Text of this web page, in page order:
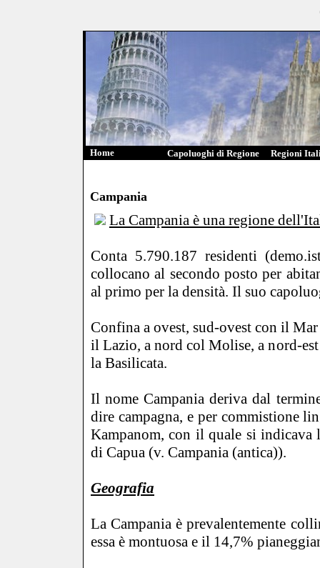
Home Capoluoghi di Regione Regioni
Campania
La Campania è una regione
Conta 5.790.187 residenti
collocano al secondo posto per
al primo per la densità. Il suo
Confina a ovest, sud-ovest con il
il Lazio, a nord col Molise, a nord-
la Basilicata.
Il nome Campania deriva dal
dire campagna, e per commistione
Kampanom, con il quale si indicava
di Capua (v. Campania (antica)).
Geografia
La Campania è prevalentemente
essa è montuosa e il 14,7%